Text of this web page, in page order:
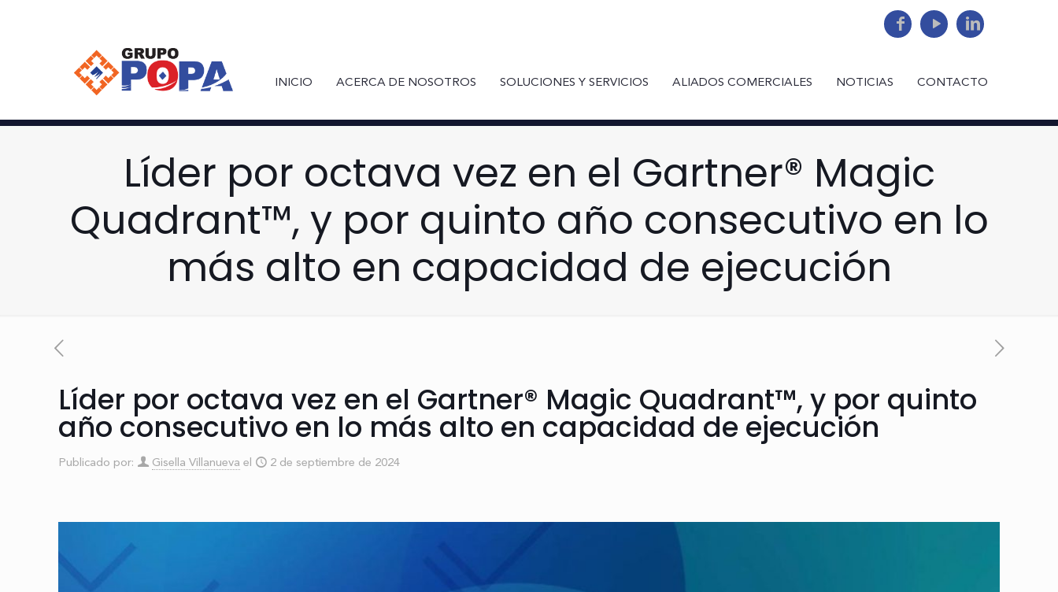
INICIO ACERCA DE NOSOTROS SOLUCIONES Y SERVICIOS ALIADOS COMERCIALES NOTICIAS CONTACTO
Líder por octava vez en el Gartner® Magic
Quadrant™, y por quinto año consecutivo en lo
más alto en capacidad de ejecución
Líder por octava vez en el Gartner® Magic Quadrant™, y por quinto
año consecutivo en lo más alto en capacidad de ejecución
Publicado por: Gisella Villanueva el 2 de septiembre de 2024